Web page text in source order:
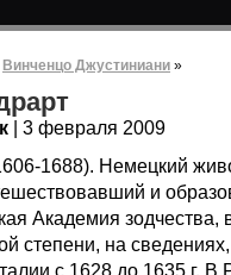
Винченцо Джустиниани »
| 3 февраля 2009
1688). Немецкий
и
Академия зодчества,
степени, на
с 1628 до 1635 г. В